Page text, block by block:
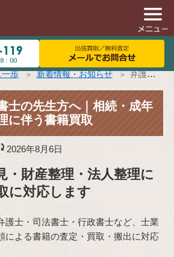
歩 新着情報・お知らせ 弁護士・行政書士の先生方へ｜相続・成年後見・法人整理に伴う書籍買取
士の先生方へ｜相続・成年
に伴う書籍買取
更
日:
2026年8月6日
・財産整理・法人整理に
に対応します
護士・司法書士・行政書士など、士業
による書籍の査定・買取・搬出に対応